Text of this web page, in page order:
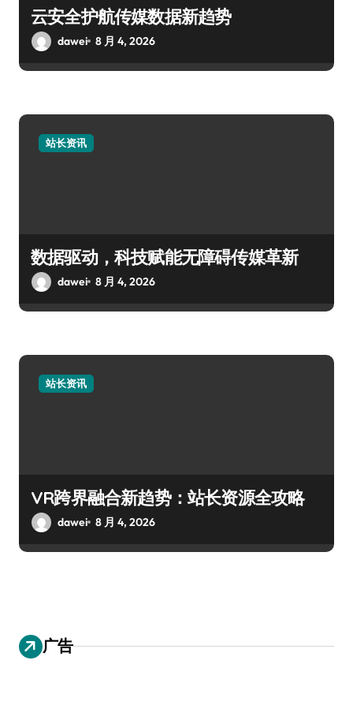
云安全护航传媒数据新趋势
dawei 8 月 4, 2026
站长资讯
数据驱动，科技赋能无障碍传媒革新
dawei 8 月 4, 2026
站长资讯
VR跨界融合新趋势：站长资源全攻略
dawei 8 月 4, 2026
广告